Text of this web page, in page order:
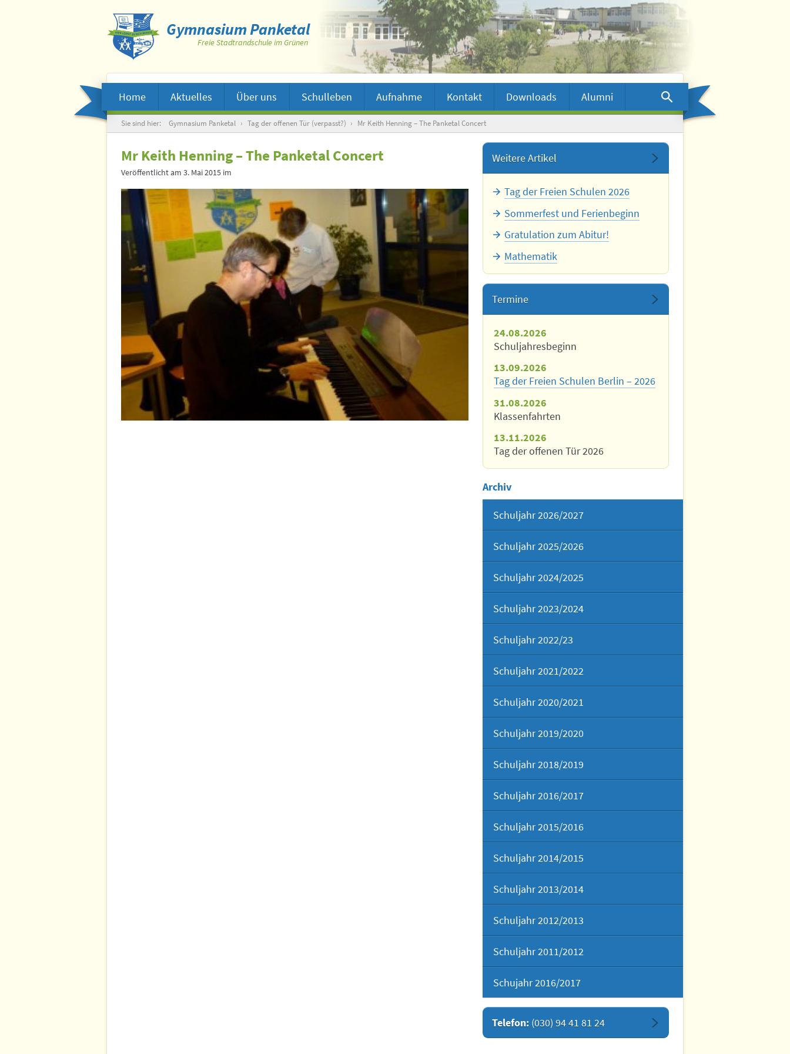
Gymnasium Panketal
Freie Stadtrandschule im Grünen
Home Aktuelles Über uns Schulleben Aufnahme Kontakt Downloads
Alumni
Suche
Sie sind hier: Gymnasium Panketal › Tag der offenen Tür (verpasst?) › Mr Keith Henning – The Panketal Concert
Mr Keith Henning – The Panketal Concert
Veröffentlicht am 3. Mai 2015 im
Weitere Artikel
Tag der Freien Schulen 2026
Sommerfest und Ferienbeginn
Gratulation zum Abitur!
Mathematik
Termine
24.08.2026
Schuljahresbeginn
13.09.2026
Tag der Freien Schulen Berlin – 2026
31.08.2026
Klassenfahrten
13.11.2026
Tag der offenen Tür 2026
Archiv
Schuljahr 2026/2027
Schuljahr 2025/2026
Schuljahr 2024/2025
Schuljahr 2023/2024
Schuljahr 2022/23
Schuljahr 2021/2022
Schuljahr 2020/2021
Schuljahr 2019/2020
Schuljahr 2018/2019
Schuljahr 2016/2017
Schuljahr 2015/2016
Schuljahr 2014/2015
Schuljahr 2013/2014
Schuljahr 2012/2013
Schuljahr 2011/2012
Schujahr 2016/2017
Telefon: (030) 94 41 81 24